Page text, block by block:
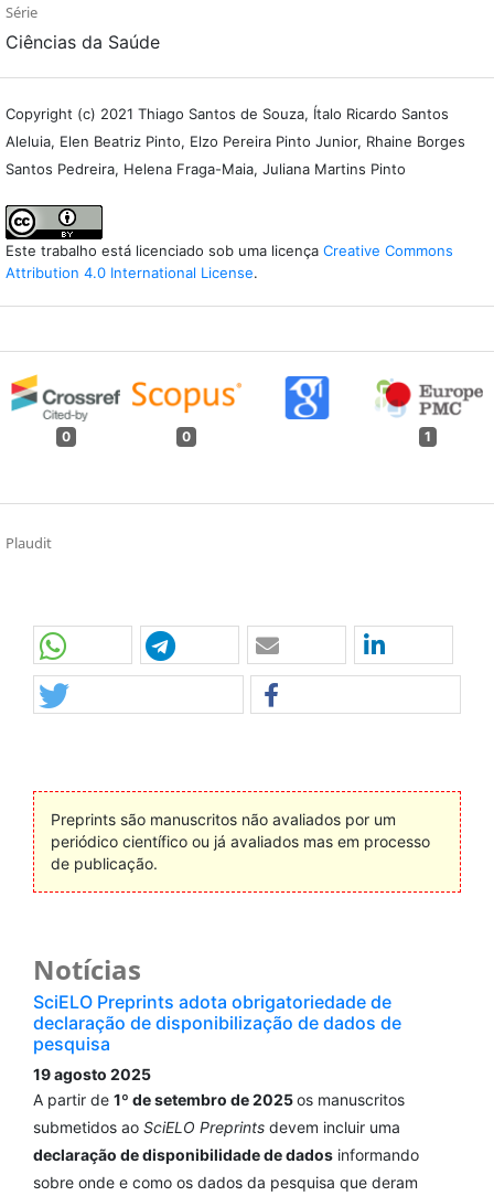
Série
Ciências da Saúde
Copyright (c) 2021 Thiago Santos de Souza, Ítalo Ricardo Santos
Aleluia, Elen Beatriz Pinto, Elzo Pereira Pinto Junior, Rhaine Borges
Santos Pedreira, Helena Fraga-Maia, Juliana Martins Pinto
Este trabalho está licenciado sob uma licença Creative Commons
Attribution 4.0 International License.
0 0 1
Plaudit
Preprints são manuscritos não avaliados por um
periódico científico ou já avaliados mas em processo
de publicação.
Notícias
SciELO Preprints adota obrigatoriedade de
declaração de disponibilização de dados de
pesquisa
19 agosto 2025
A partir de 1º de setembro de 2025os manuscritos
submetidos ao SciELO Preprints devem incluir uma
declaração de disponibilidade de dados informando
sobre onde e como os dados da pesquisa que deram